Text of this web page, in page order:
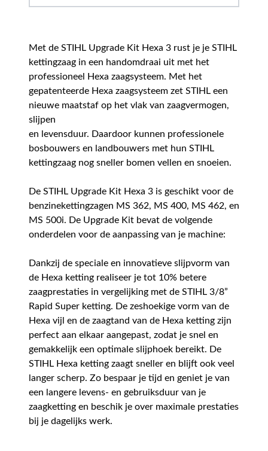
Met de STIHL Upgrade Kit Hexa 3 rust je je STIHL
kettingzaag in een handomdraai uit met het
professioneel Hexa zaagsysteem. Met het
gepatenteerde Hexa zaagsysteem zet STIHL een
nieuwe maatstaf op het vlak van zaagvermogen,
slijpen
en levensduur. Daardoor kunnen professionele
bosbouwers en landbouwers met hun STIHL
kettingzaag nog sneller bomen vellen en snoeien.
De STIHL Upgrade Kit Hexa 3 is geschikt voor de
benzinekettingzagen MS 362, MS 400, MS 462, en
MS 500i. De Upgrade Kit bevat de volgende
onderdelen voor de aanpassing van je machine:
Dankzij de speciale en innovatieve slijpvorm van
de Hexa ketting realiseer je tot 10% betere
zaagprestaties in vergelijking met de STIHL 3/8”
Rapid Super ketting. De zeshoekige vorm van de
Hexa vijl en de zaagtand van de Hexa ketting zijn
perfect aan elkaar aangepast, zodat je snel en
gemakkelijk een optimale slijphoek bereikt. De
STIHL Hexa ketting zaagt sneller en blijft ook veel
langer scherp. Zo bespaar je tijd en geniet je van
een langere levens- en gebruiksduur van je
zaagketting en beschik je over maximale prestaties
bij je dagelijks werk.